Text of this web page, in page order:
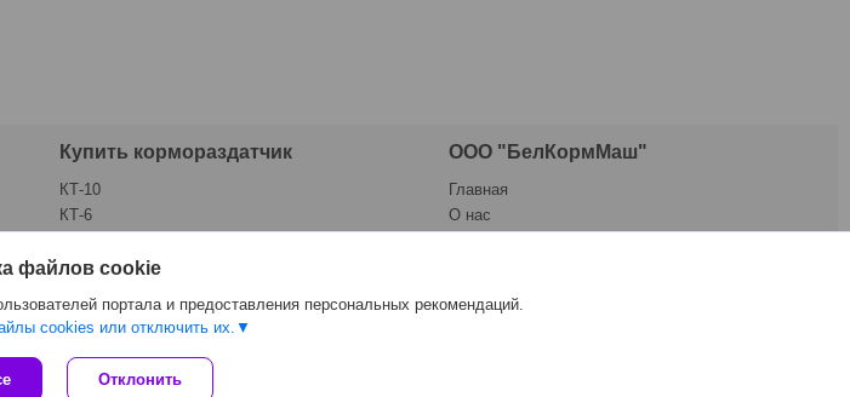
Купить кормораздатчик
КТ-10
КТ-6
ООО "БелКормМаш"
Главная
О нас
на платформе Deal.by
файлов cookie
портала и предоставления персональных рекомендаций.
cookies или отключить их.
Отклонить